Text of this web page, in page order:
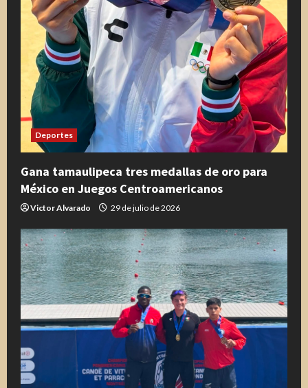
Deportes
Gana tamaulipeca tres medallas de oro para
México en Juegos Centroamericanos
Victor Alvarado 29 de julio de 2026